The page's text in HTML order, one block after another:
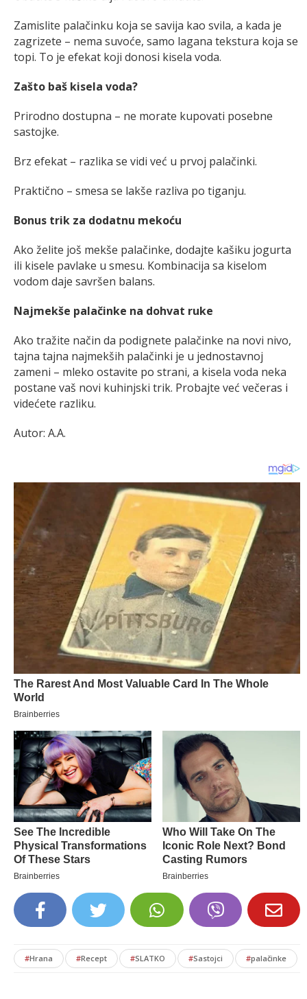
Zamislite palačinku koja se savija kao svila, a kada je
zagrizete – nema suvoće, samo lagana tekstura koja se
topi. To je efekat koji donosi kisela voda.
Zašto baš kisela voda?
Prirodno dostupna – ne morate kupovati posebne
sastojke.
Brz efekat – razlika se vidi već u prvoj palačinki.
Praktično – smesa se lakše razliva po tiganju.
Bonus trik za dodatnu mekoću
Ako želite još mekše palačinke, dodajte kašiku jogurta
ili kisele pavlake u smesu. Kombinacija sa kiselom
vodom daje savršen balans.
Najmekše palačinke na dohvat ruke
Ako tražite način da podignete palačinke na novi nivo,
tajna tajna najmekših palačinki je u jednostavnoj
zameni – mleko ostavite po strani, a kisela voda neka
postane vaš novi kuhinjski trik. Probajte već večeras i
videćete razliku.
Autor: A.A.
#Hrana #Recept #SLATKO #Sastojci #palačinke